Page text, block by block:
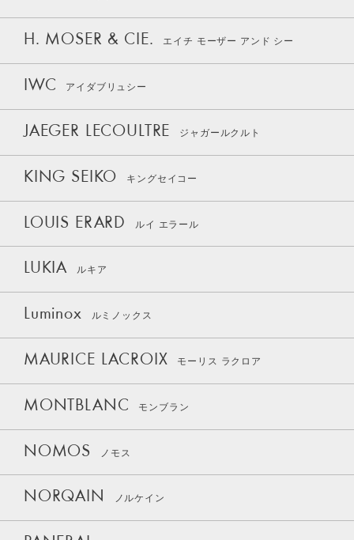
H. MOSER & CIE. エイチ モーザー アンド シー
IWC アイダブリュシー
JAEGER LECOULTRE ジャガールクルト
KING SEIKO キングセイコー
LOUIS ERARD ルイ エラール
LUKIA ルキア
Luminox ルミノックス
MAURICE LACROIX モーリス ラクロア
MONTBLANC モンブラン
NOMOS ノモス
NORQAIN ノルケイン